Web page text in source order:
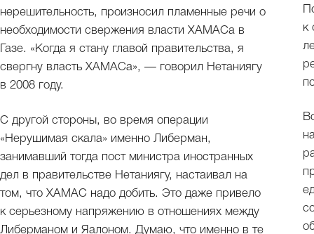
нерешительность, произносил пламенные речи о
необходимости свержения власти ХАМАСа в
Газе. «Когда я стану главой правительства, я
свергну власть ХАМАСа», — говорил Нетаниягу
в 2008 году.
С другой стороны, во время операции
«Нерушимая скала» именно Либерман,
занимавший тогда пост министра иностранных
дел в правительстве Нетаниягу, настаивал на
том, что ХАМАС надо добить. Это даже привело
к серьезному напряжению в отношениях между
Либерманом и Яалоном. Думаю, что именно в те
к